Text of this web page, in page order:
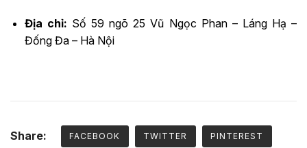
Địa chỉ: Số 59 ngõ 25 Vũ Ngọc Phan – Láng Hạ –
Đống Đa – Hà Nội
Share: FACEBOOK TWITTER PINTEREST